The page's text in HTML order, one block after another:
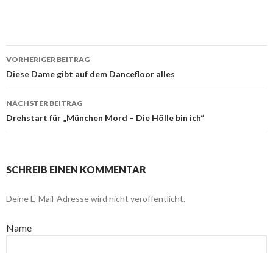
Beitragsnavigation
VORHERIGER BEITRAG
Diese Dame gibt auf dem Dancefloor alles
NÄCHSTER BEITRAG
Drehstart für „München Mord – Die Hölle bin ich“
SCHREIB EINEN KOMMENTAR
Deine E-Mail-Adresse wird nicht veröffentlicht.
Name